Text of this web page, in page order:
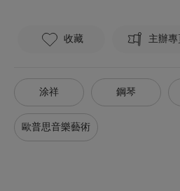
收藏 主辦專
涂祥 鋼琴
歐普思音樂藝術